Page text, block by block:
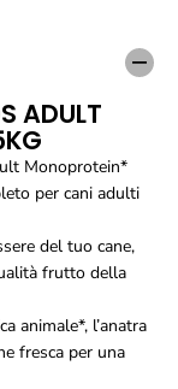
ADULT
Monoprotein*
per cani adulti
del tuo cane,
frutto della
animale*, l’anatra
fresca per una